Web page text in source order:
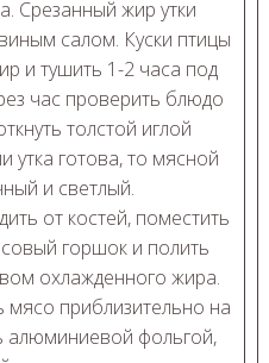
Срезанный жир утки
салом. Куски птицы
и тушить 1-2 часа под
час проверить блюдо
толстой иглой
утка готова, то мясной
и светлый.
от костей, поместить
горшок и полить
охлажденного жира.
приблизительно на
алюминиевой фольгой,